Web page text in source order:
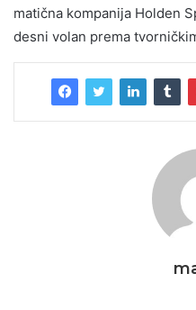
matična kompanija Holden
desni volan prema